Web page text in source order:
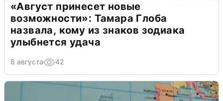
«Август принесет новые
возможности»: Тамара Глоба
назвала, кому из знаков зодиака
улыбнется удача
8 августа 42